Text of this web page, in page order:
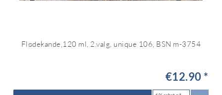
Flødekande,120 ml, 2.valg, unique 106, BSN m-3754
€12.90 *